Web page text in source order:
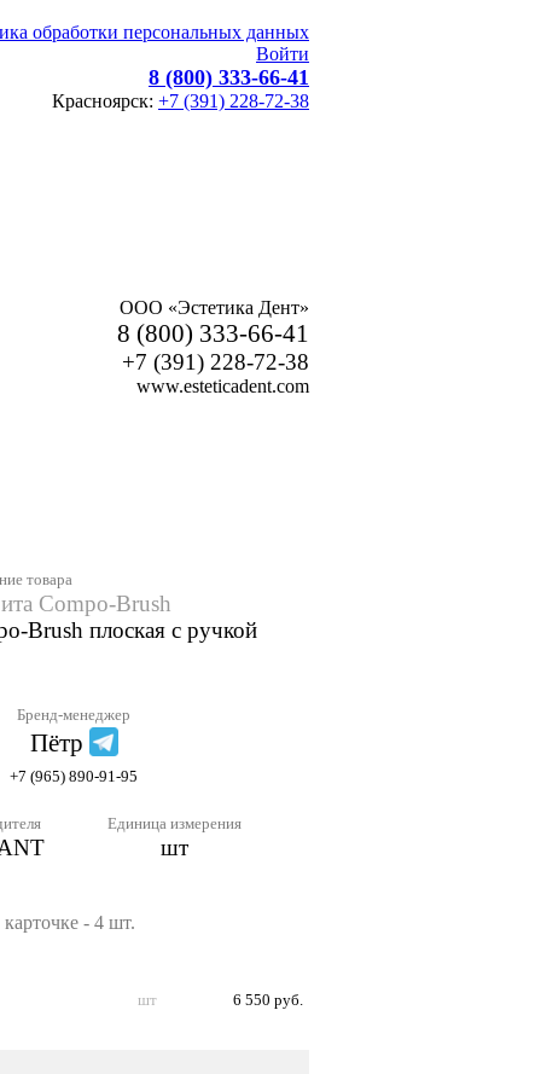
обработки персональных данных
Войти
8 (800) 333-66-41
Красноярск: +7 (391) 228-72-38
ООО «Эстетика Дент»
8 (800) 333-66-41
+7 (391) 228-72-38
www.esteticadent.com
товара
Compo-Brush
Brush плоская с ручкой
Бренд-менеджер
Пётр
+7 (965) 890-91-95
Единица измерения
шт
- 4 шт.
шт 6 550 руб.